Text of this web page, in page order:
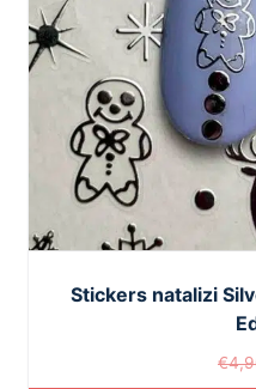
Stickers natalizi
€